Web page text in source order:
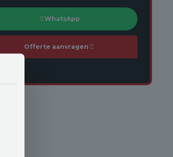
WhatsApp
Offerte aanvragen